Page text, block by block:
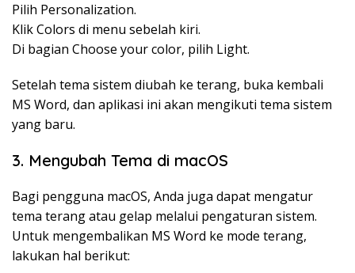
Pilih Personalization.
Klik Colors di menu sebelah kiri.
Di bagian Choose your color, pilih Light.
Setelah tema sistem diubah ke terang, buka kembali
MS Word, dan aplikasi ini akan mengikuti tema sistem
yang baru.
3. Mengubah Tema di macOS
Bagi pengguna macOS, Anda juga dapat mengatur
tema terang atau gelap melalui pengaturan sistem.
Untuk mengembalikan MS Word ke mode terang,
lakukan hal berikut: